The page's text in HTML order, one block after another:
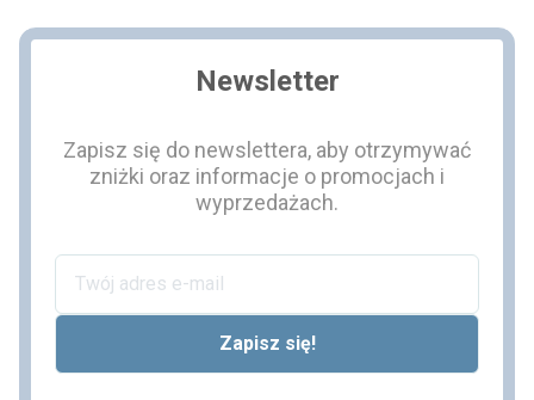
Newsletter
Zapisz się do newslettera, aby otrzymywać
zniżki oraz informacje o promocjach i
wyprzedażach.